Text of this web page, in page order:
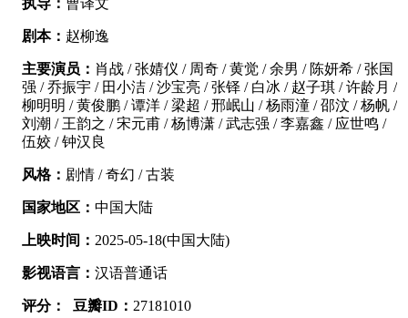
剧本： 赵柳逸
主要演员： 肖战 / 张婧仪 / 周奇 / 黄觉 / 余男 / 陈妍希 / 张国
强 / 乔振宇 / 田小洁 / 沙宝亮 / 张铎 / 白冰 / 赵子琪 / 许龄月 /
柳明明 / 黄俊鹏 / 谭洋 / 梁超 / 邢岷山 / 杨雨潼 / 邵汶 / 杨帆 /
刘潮 / 王韵之 / 宋元甫 / 杨博潇 / 武志强 / 李嘉鑫 / 应世鸣 /
伍姣 / 钟汉良
风格： 剧情 / 奇幻 / 古装
国家地区： 中国大陆
上映时间： 2025-05-18(中国大陆)
影视语言： 汉语普通话
评分： 豆瓣ID： 27181010